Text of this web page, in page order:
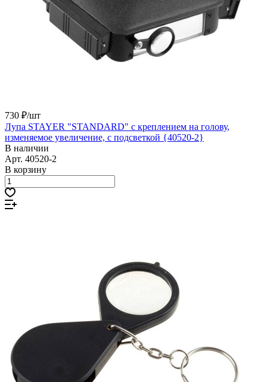
730 ₽/шт
Лупа STAYER "STANDARD" с креплением на голову,
изменяемое увеличение, с подсветкой {40520-2}
В наличии
Арт. 40520-2
В корзину